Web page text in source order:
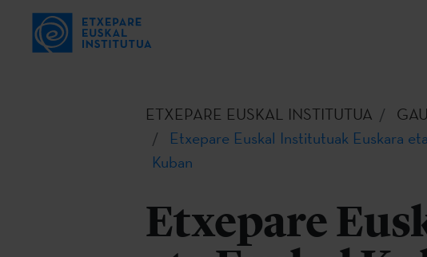
ETXEPARE EUSKAL INSTITUTUA
Etxepare Euskal Institutuak Euskara
Kuban
Etxepare